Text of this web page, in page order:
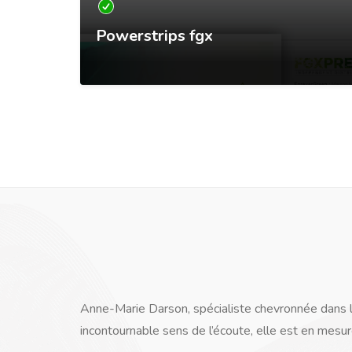
Powerstrips fgx
Anne-Marie Darson, spécialiste chevronnée
incontournable sens de l’écoute, elle est en